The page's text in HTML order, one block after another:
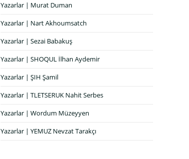
Yazarlar | Murat Duman
Yazarlar | Nart Akhoumsatch
Yazarlar | Sezai Babakuş
Yazarlar | SHOQUL İlhan Aydemir
Yazarlar | ŞIH Şamil
Yazarlar | TLETSERUK Nahit Serbes
Yazarlar | Wordum Müzeyyen
Yazarlar | YEMUZ Nevzat Tarakçı